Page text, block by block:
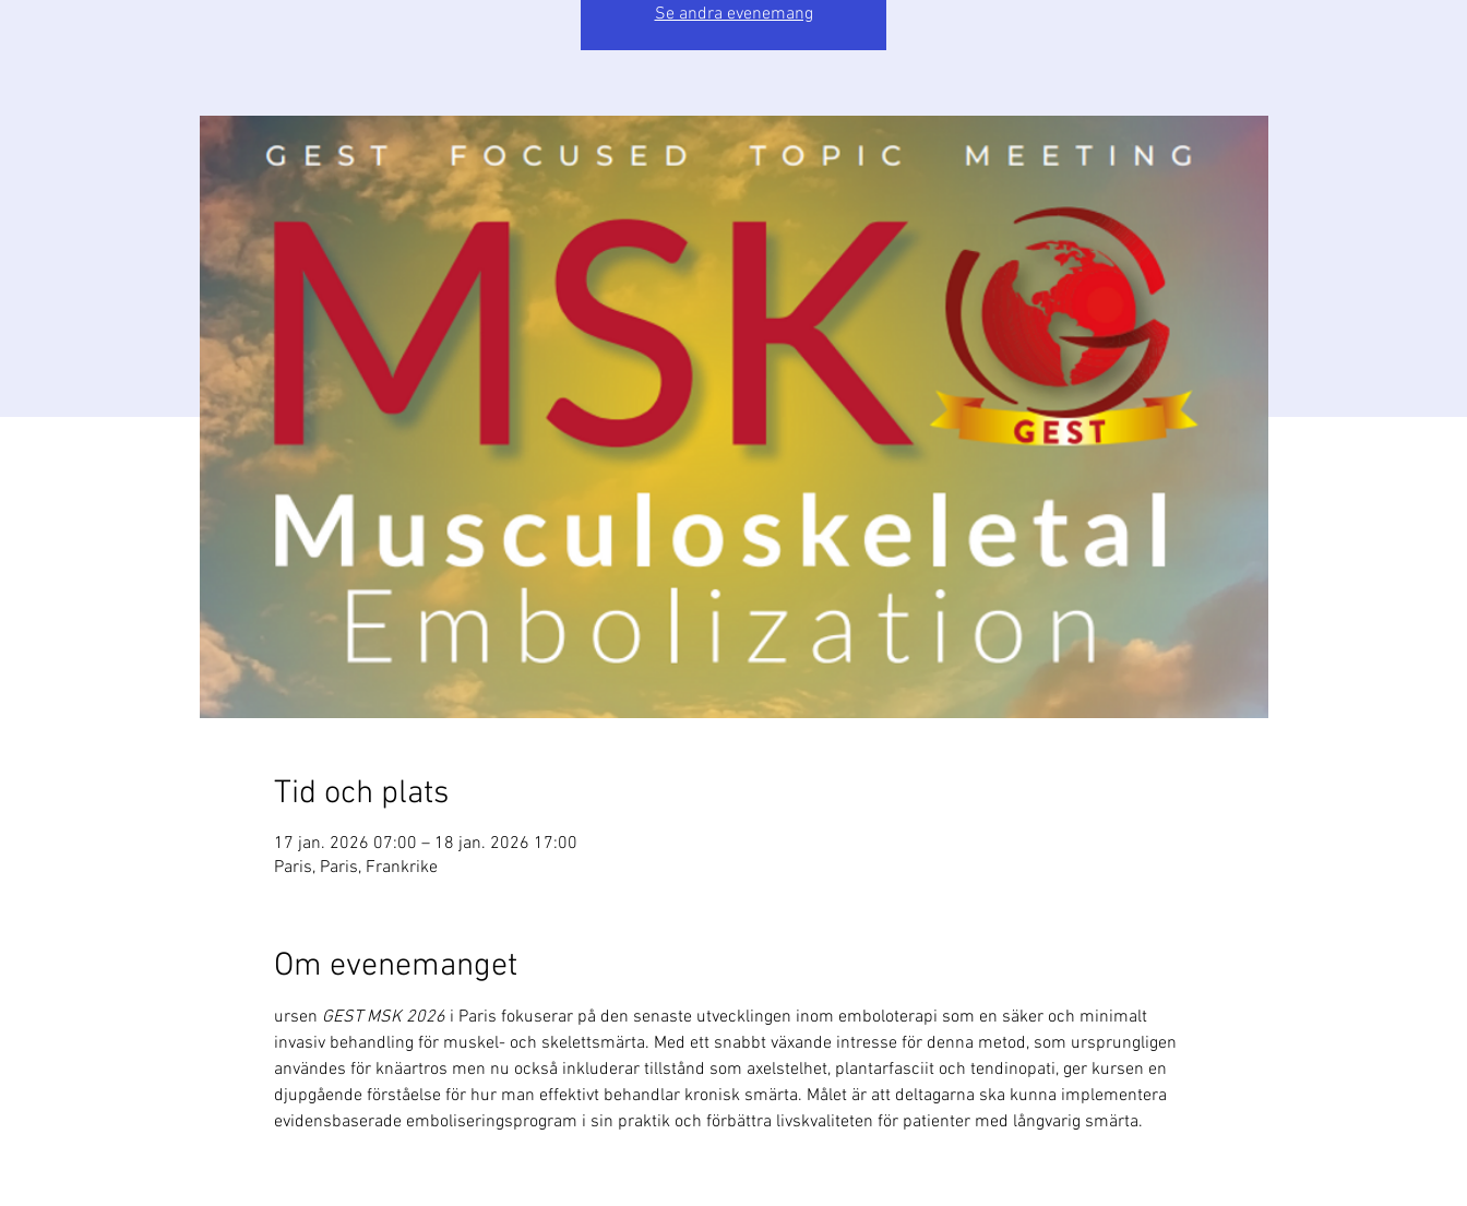
Se andra evenemang
Tid och plats
17 jan. 2026 07:00 – 18 jan. 2026 17:00
Paris, Paris, Frankrike
Om evenemanget
ursen GEST MSK 2026 i Paris fokuserar på den senaste utvecklingen inom emboloterapi som en säker och minimalt
invasiv behandling för muskel- och skelettsmärta. Med ett snabbt växande intresse för denna metod, som ursprungligen
användes för knäartros men nu också inkluderar tillstånd som axelstelhet, plantarfasciit och tendinopati, ger kursen en
djupgående förståelse för hur man effektivt behandlar kronisk smärta. Målet är att deltagarna ska kunna implementera
evidensbaserade emboliseringsprogram i sin praktik och förbättra livskvaliteten för patienter med långvarig smärta.